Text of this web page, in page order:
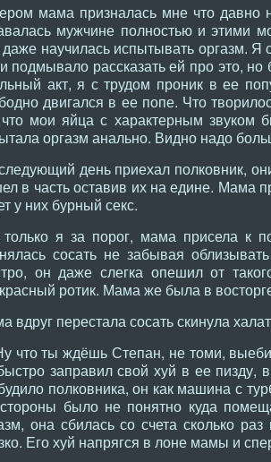
мама призналась мне что
мужчине полностью и этими
научилась испытывать оргазм.
подмывало рассказать ей про это,
акт, я с трудом проник в ее
двигался в ее попе. Что
что мои яйца с характерным
оргазм анально. Видно надо
день приехал полковник,
в часть оставив их на едине. Мама
у них бурный секс.
только я за порог, мама присела к
сосать не забывая
он даже слегка опешил от
ротик. Мама же была в
вдруг перестала сосать скинула
что ты ждёшь Степан, не томи, выеби
заправил свой хуй в ее пизду,
полковника, он как машина с
было не понятно куда
она сбилась со счета сколько
Его хуй напрягся в лоне мамы и